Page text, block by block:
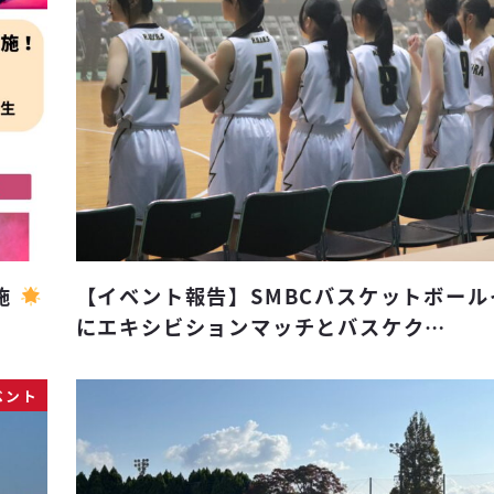
【イベント報告】SMBCバスケットボー
にエキシビションマッチとバスケク…
ト